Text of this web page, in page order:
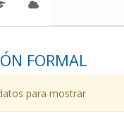
FORMAL
para mostrar